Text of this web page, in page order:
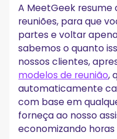
A MeetGeek
reuniões, para que
partes e voltar
sabemos o quanto
nossos clientes,
modelos de reunião,
automaticamente
com base em
forneça ao nosso
economizando